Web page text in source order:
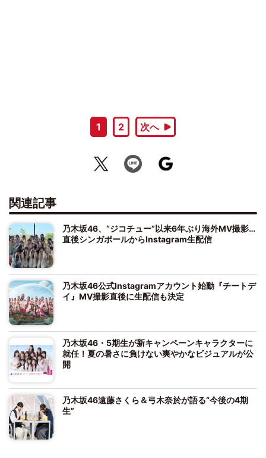
1 2 次へ
関連記事
乃木坂46、“ジコチュー”以来6年ぶり海外MV撮影…
直後シンガポールからInstagram生配信
乃木坂46公式Instagramアカウント始動『チートデ
イ』MV撮影直後に生配信も決定
乃木坂46・5期生が新キャンペーンキャラクターに
就任！夏の暑さに負けない爽やかなビジュアルが公
開
乃木坂46遠藤さくら＆弓木奈於が語る“今後の4期
生”